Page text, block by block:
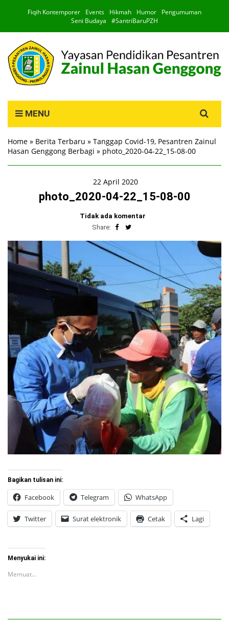
Fiqih Kontemporer Events Hikmah Humor
Pengumuman
Seni Budaya
#SantriBaruPZH
MENU
for:
Home » Berita Terbaru » Tanggap Covid-19, Pesantren Zainul
Hasan Genggong Berbagi » photo_2020-04-22_15-08-00
22 April 2020
photo_2020-04-22_15-08-00
Tidak ada komentar
Share:
Bagikan tulisan ini:
Facebook Telegram WhatsApp
Twitter Surat elektronik Cetak Lagi
Menyukai ini:
Memuat...